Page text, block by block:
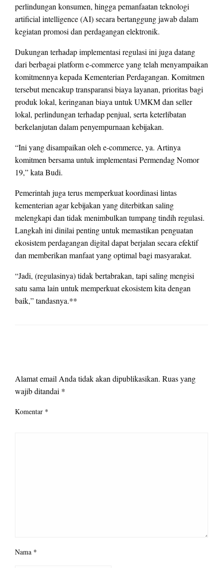
perlindungan konsumen, hingga pemanfaatan teknologi
artificial intelligence (AI) secara bertanggung jawab dalam
kegiatan promosi dan perdagangan elektronik.
Dukungan terhadap implementasi regulasi ini juga datang
dari berbagai platform e-commerce yang telah menyampaikan
komitmennya kepada Kementerian Perdagangan. Komitmen
tersebut mencakup transparansi biaya layanan, prioritas bagi
produk lokal, keringanan biaya untuk UMKM dan seller
lokal, perlindungan terhadap penjual, serta keterlibatan
berkelanjutan dalam penyempurnaan kebijakan.
“Ini yang disampaikan oleh e-commerce, ya. Artinya
komitmen bersama untuk implementasi Permendag Nomor
19,” kata Budi.
Pemerintah juga terus memperkuat koordinasi lintas
kementerian agar kebijakan yang diterbitkan saling
melengkapi dan tidak menimbulkan tumpang tindih regulasi.
Langkah ini dinilai penting untuk memastikan penguatan
ekosistem perdagangan digital dapat berjalan secara efektif
dan memberikan manfaat yang optimal bagi masyarakat.
“Jadi, (regulasinya) tidak bertabrakan, tapi saling mengisi
satu sama lain untuk memperkuat ekosistem kita dengan
baik,” tandasnya.**
Alamat email Anda tidak akan dipublikasikan. Ruas yang
wajib ditandai *
Komentar *
Nama *